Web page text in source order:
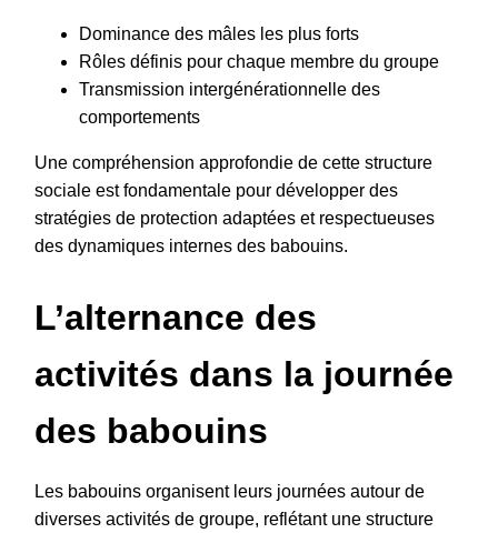
Dominance des mâles les plus forts
Rôles définis pour chaque membre du groupe
Transmission intergénérationnelle des
comportements
Une compréhension approfondie de cette structure
sociale est fondamentale pour développer des
stratégies de protection adaptées et respectueuses
des dynamiques internes des babouins.
L’alternance des
activités dans la journée
des babouins
Les babouins organisent leurs journées autour de
diverses activités de groupe, reflétant une structure